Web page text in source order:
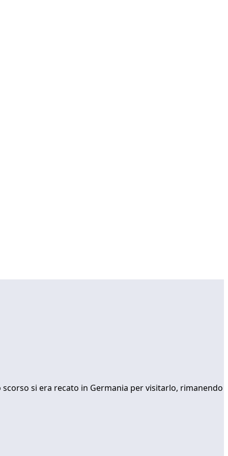
si era recato in Germania per visitarlo, rimanendo